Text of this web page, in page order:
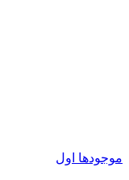
موجودها اول